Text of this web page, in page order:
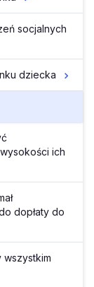
socjalnych
dziecka
ich
dopłaty do
wszystkim